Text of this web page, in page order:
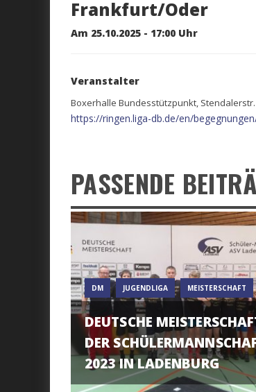
Frankfurt/Oder
Am 25.10.2025 - 17:00 Uhr
Veranstalter
Boxerhalle Bundesstützpunkt,
https://ringen.liga-db.de/en/
PASSENDE
DM JUGENDLIGA MEISTERSCHAFT
DEUTSCHE
DER
2023 IN LADENBURG